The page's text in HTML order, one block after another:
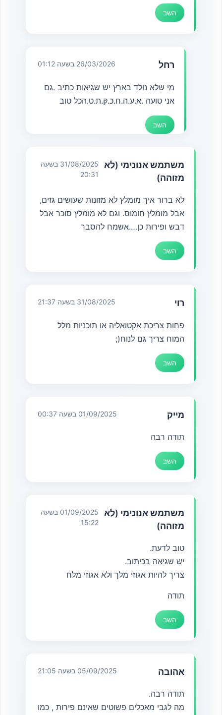
השב
רחל 26/03/2026 בשעה 01:12
מי שלא נולד בארץ יש שגיאות כתיב .גם
אני טועה .א.ע.ה.ח.כ.קּ.ת.ט.הכל טוב
השב
משתמש אנונימי (לא
מזוהה)
31/08/2025 בשעה
20:31
לא ברור איך מומלץ לא מזונות שעושים גזים,
אבל מומלץ חומוס. וגם לא מומלץ סוכר אבל
דבש ופירות כן….אשמח להסבר
השב
רוי 31/08/2025 בשעה 21:37
פחות צריכת אקטואליה או תוכניות מלל
המוח צריך גם לנוח(;
השב
מייק 01/09/2025 בשעה 00:37
תודה רבה
השב
משתמש אנונימי (לא
מזוהה)
01/09/2025 בשעה
15:22
טוב לדעת.
יש שגיאה בכיתוב.
צריך להיות אגוזי מלך ולא אגוזי מלח
תודה
השב
אהובה 05/09/2025 בשעה 21:05
תודה רבה.
מה לגבי מאכלים פשוטים שאינם פירות , כמו